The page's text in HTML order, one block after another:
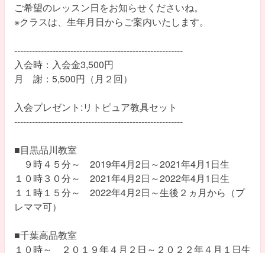
ご希望のレッスン日をお知らせくださいね。
※クラスは、生年月日からご案内いたします。
---------------------------------------------------------
入会時：入会金3,500円
月 謝：5,500円（月２回）
入会プレゼント:リトピュア教具セット
---------------------------------------------------------
■目黒品川教室
９時４５分～ 2019年4月2日～2021年4月1日生
１０時３０分～ 2021年4月2日～2022年4月1日生
１１時１５分～ 2022年4月2日～生後２ヵ月から（プ
レママ可）
■千葉高品教室
１０時～ ２０１９年４月２日～２０２２年４月１日生